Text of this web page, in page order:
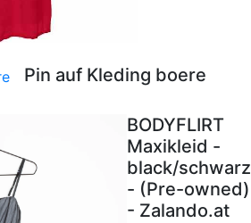
Pin auf Kleding boere
BODYFLIRT
Maxikleid -
black/schwarz
- (Pre-owned)
- Zalando.at